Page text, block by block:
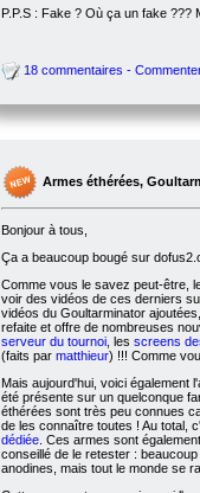
7804j, forumjeux sur Rykke-Errel
commenter ;)
18 commentaires -
Armes éthérées,
Bonjour à tous,
Ça a beaucoup bougé sur
Comme vous le savez peut-être,
voir des vidéos de ces derniers
vidéos du Goultarminator
refaite et offre de nombreuses
serveur du tournoi, les screens
(faits par matthieur) !!! Comme